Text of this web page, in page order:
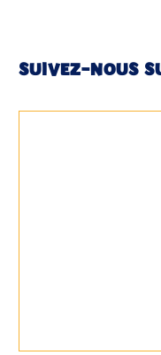
SUIVEZ-NOUS